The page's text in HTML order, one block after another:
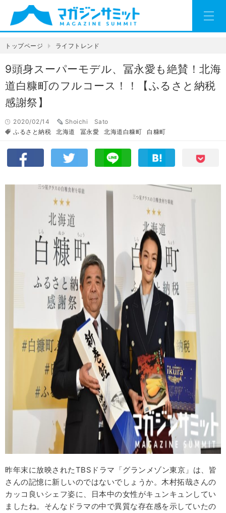
トップページ ライフトレンド
9頭身スーパーモデル、冨永愛も絶賛！北海
道白糠町のフルコース！！【ふるさと納税
感謝祭】
2020/02/14
Shoichi Sato
ふるさと納税
北海道 冨永愛 北海道白糠町 白糠町
昨年末に放映されたTBSドラマ「グランメゾン東京」は、皆
さんの記憶に新しいのではないでしょうか。木村拓哉さんの
カッコ良いシェフ姿に、日本中の女性がキュンキュンしてい
ましたね。そんなドラマの中で異質な存在感を示していたの